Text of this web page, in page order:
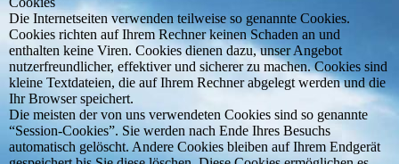
Die Internetseiten verwenden teilweise so genannte Cookies.
Cookies richten auf Ihrem Rechner keinen Schaden an und
enthalten keine Viren. Cookies dienen dazu, unser Angebot
nutzerfreundlicher, effektiver und sicherer zu machen. Cookies sind
kleine Textdateien, die auf Ihrem Rechner abgelegt werden und die
Ihr Browser speichert.
Die meisten der von uns verwendeten Cookies sind so genannte
“Session-Cookies”. Sie werden nach Ende Ihres Besuchs
automatisch gelöscht. Andere Cookies bleiben auf Ihrem Endgerät